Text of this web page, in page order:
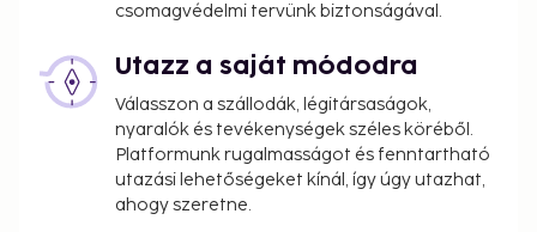
csomagvédelmi tervünk biztonságával.
Utazz a saját módodra
Válasszon a szállodák, légitársaságok,
nyaralók és tevékenységek széles köréből.
Platformunk rugalmasságot és fenntartható
utazási lehetőségeket kínál, így úgy utazhat,
ahogy szeretne.